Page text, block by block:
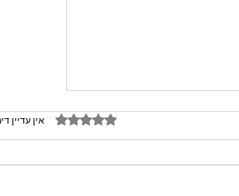
דירוג של 0 מתוך 5 כוכבים אין עדיין